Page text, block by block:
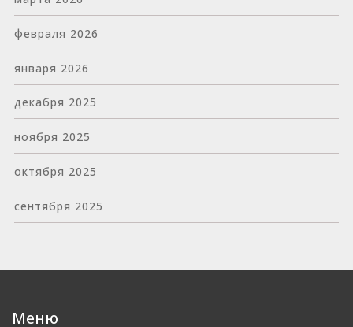
февраля 2026
января 2026
декабря 2025
ноября 2025
октября 2025
сентября 2025
Меню